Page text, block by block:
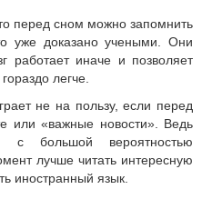
перед сном можно запомнить
уже доказано учеными. Они
работает иначе и позволяет
легче.
не на пользу, если перед
или «важные новости». Ведь
с большой вероятностью
лучше читать интересную
иностранный язык.